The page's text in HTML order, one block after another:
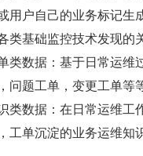
用户自己的业务标记生
类基础监控技术发现的
类数据：基于日常运维
问题工单，变更工单等
类数据：在日常运维工
工单沉淀的业务运维知